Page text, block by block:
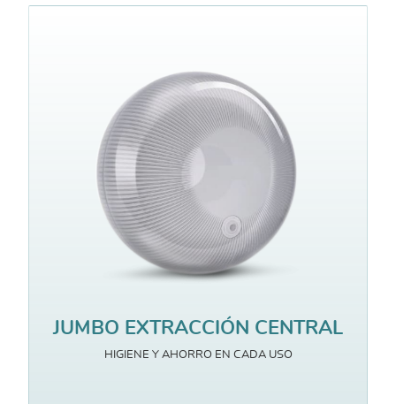
JUMBO EXTRACCIÓN CENTRAL
HIGIENE Y AHORRO EN CADA USO